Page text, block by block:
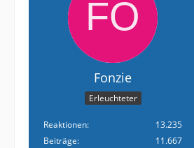
Fonzie
Erleuchteter
Reaktionen
13.235
Beiträge
11.667